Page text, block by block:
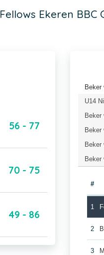
Fellows Ekeren BBC
56 - 77
70 - 75
49 - 86
Beker
U14
Beker
Beker
Beker
Beker
#
1
2
3